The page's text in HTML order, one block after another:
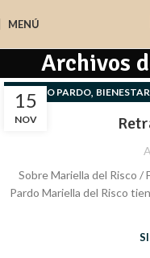
MENÚ
Archivos
15
NOV
ARTURO PARDO, BIENESTAR
Sobre Mariella del Risco
Pardo Mariella del Risco